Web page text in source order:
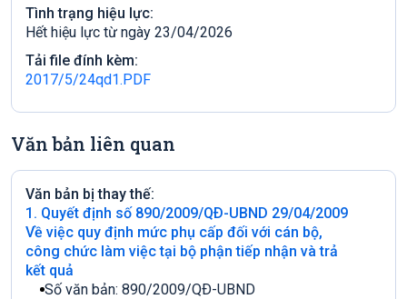
Tình trạng hiệu lực:
Hết hiệu lực từ ngày 23/04/2026
Tải file đính kèm:
2017/5/24qd1.PDF
Văn bản liên quan
Văn bản bị thay thế:
1. Quyết định số 890/2009/QÐ-UBND 29/04/2009
Về việc quy định mức phụ cấp đối với cán bộ,
công chức làm việc tại bộ phận tiếp nhận và trả
kết quả
Số văn bản: 890/2009/QÐ-UBND